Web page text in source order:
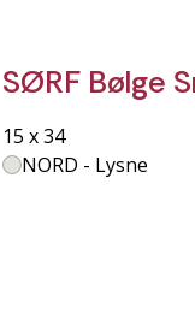
SØRF Bølge
15 x 34
NORD - Lysne